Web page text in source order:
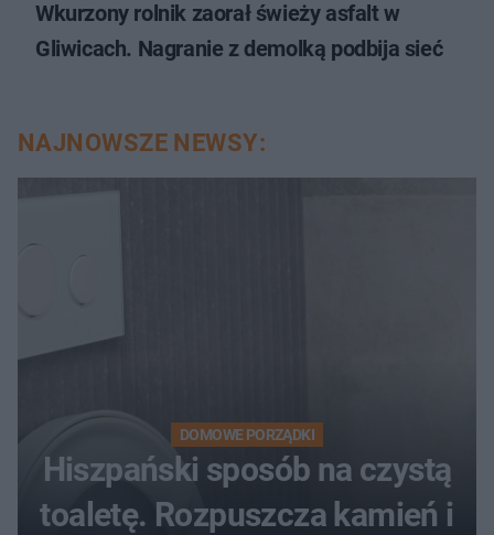
Wkurzony rolnik zaorał świeży asfalt w
Gliwicach. Nagranie z demolką podbija sieć
NAJNOWSZE NEWSY:
DOMOWE PORZĄDKI
Hiszpański sposób na czystą
toaletę. Rozpuszcza kamień i